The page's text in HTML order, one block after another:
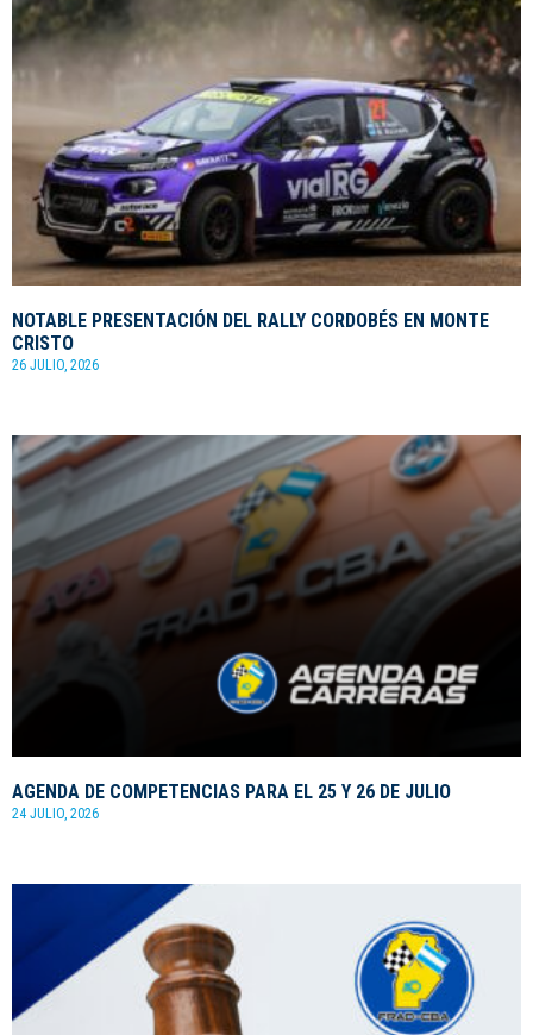
NOTABLE PRESENTACIÓN DEL RALLY CORDOBÉS EN MONTE
CRISTO
26 JULIO, 2026
AGENDA DE COMPETENCIAS PARA EL 25 Y 26 DE JULIO
24 JULIO, 2026